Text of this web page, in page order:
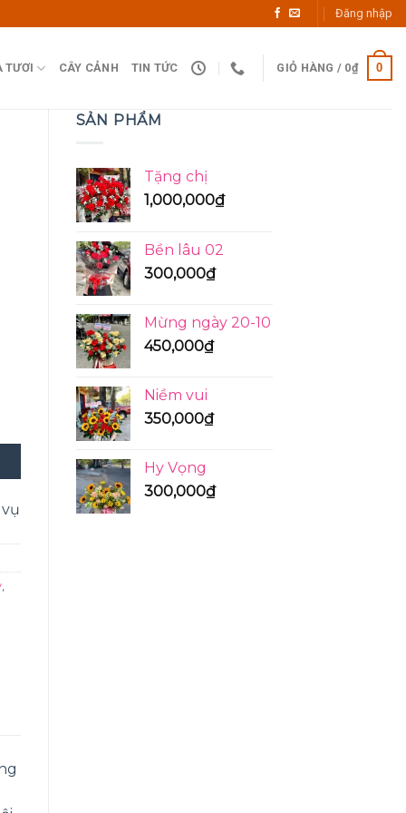
Đăng nhập
TƯƠI CÂY CẢNH TIN TỨC GIỎ HÀNG / 0₫ 0
SẢN PHẨM
Tặng chị
1,000,000₫
Bền lâu 02
300,000₫
Mừng ngày 20-10
450,000₫
Niềm vui
350,000₫
Hy Vọng
300,000₫
,